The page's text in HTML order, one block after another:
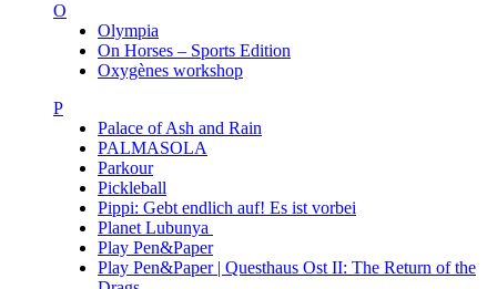
O
Olympia
On Horses – Sports Edition
Oxygènes workshop
P
Palace of Ash and Rain
PALMASOLA
Parkour
Pickleball
Pippi: Gebt endlich auf! Es ist vorbei
Planet Lubunya
Play Pen&Paper
Play Pen&Paper | Questhaus Ost II: The Return of the